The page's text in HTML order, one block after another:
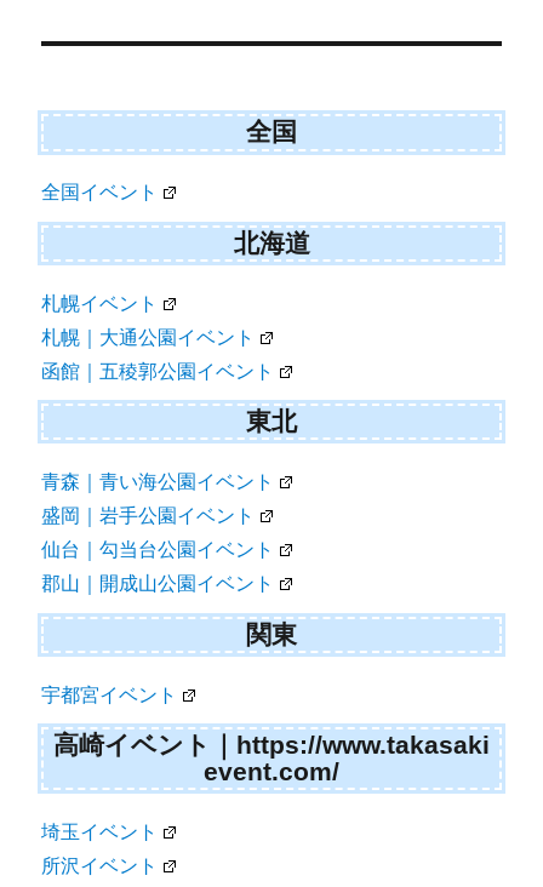
稿
ビ
ゲ
ー
シ
ョ
ン
全国
全国イベント
北海道
札幌イベント
札幌｜大通公園イベント
函館｜五稜郭公園イベント
東北
青森｜青い海公園イベント
盛岡｜岩手公園イベント
仙台｜勾当台公園イベント
郡山｜開成山公園イベント
関東
宇都宮イベント
高崎イベント｜https://www.takasaki
event.com/
埼玉イベント
所沢イベント